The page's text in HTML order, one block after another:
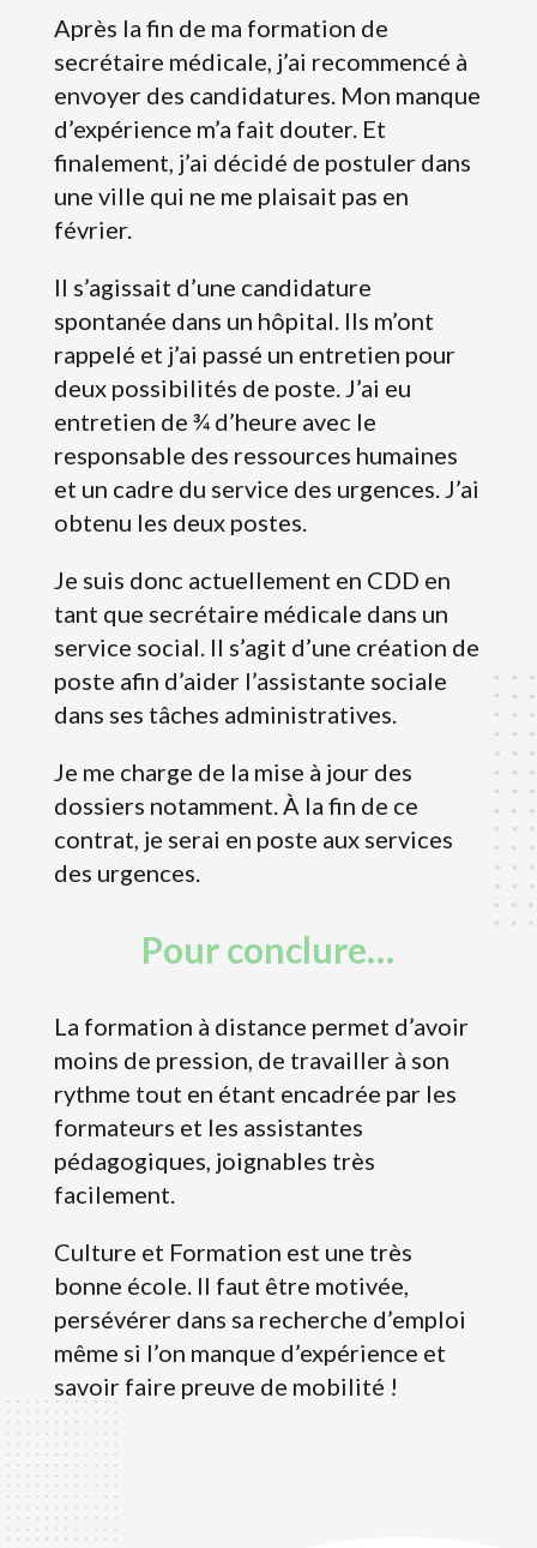
Après la fin de ma formation de
secrétaire médicale, j’ai recommencé à
envoyer des candidatures. Mon manque
d’expérience m’a fait douter. Et
finalement, j’ai décidé de postuler dans
une ville qui ne me plaisait pas en
février.
Il s’agissait d’une candidature
spontanée dans un hôpital. Ils m’ont
rappelé et j’ai passé un entretien pour
deux possibilités de poste. J’ai eu
entretien de ¾ d’heure avec le
responsable des ressources humaines
et un cadre du service des urgences. J’ai
obtenu les deux postes.
Je suis donc actuellement en CDD en
tant que secrétaire médicale dans un
service social. Il s’agit d’une création de
poste afin d’aider l’assistante sociale
dans ses tâches administratives.
Je me charge de la mise à jour des
dossiers notamment. À la fin de ce
contrat, je serai en poste aux services
des urgences.
Pour conclure…
La formation à distance permet d’avoir
moins de pression, de travailler à son
rythme tout en étant encadrée par les
formateurs et les assistantes
pédagogiques, joignables très
facilement.
Culture et Formation est une très
bonne école. Il faut être motivée,
persévérer dans sa recherche d’emploi
même si l’on manque d’expérience et
savoir faire preuve de mobilité !